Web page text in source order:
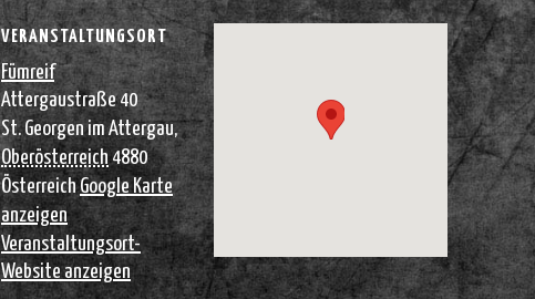
VERANSTALTUNGSORT
Fümreif
Attergaustraße 40
St. Georgen im Attergau,
Oberösterreich 4880
ÖsterreichGoogle Karte
anzeigen
Veranstaltungsort-
Website anzeigen